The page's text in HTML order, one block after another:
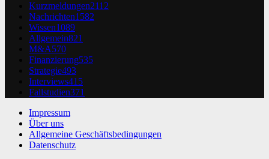
Kurzmeldungen2112
Nachrichten1582
Wissen1089
Allgemein821
M&A570
Finanzierung535
Strategie493
Interviews415
Fallstudien371
Impressum
Über uns
Allgemeine Geschäftsbedingungen
Datenschutz